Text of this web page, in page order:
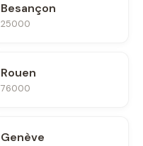
Besançon
25000
Rouen
76000
Genève